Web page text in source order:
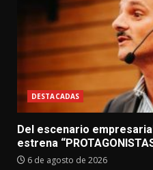
DESTACADAS
Del escenario
estrena
6 de agosto de 2026